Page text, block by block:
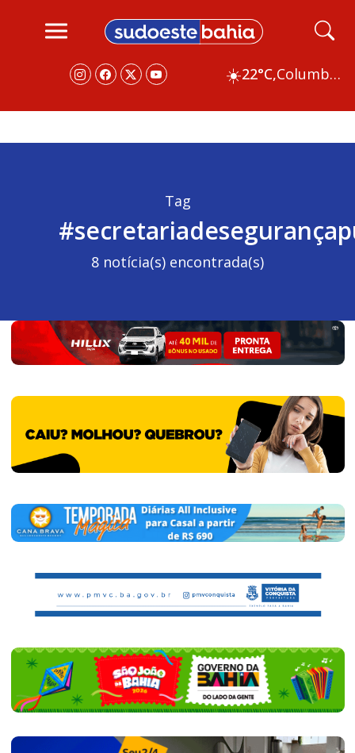
☀️22°C, Columbus
Tag
8 notícia(s) encontrada(s)